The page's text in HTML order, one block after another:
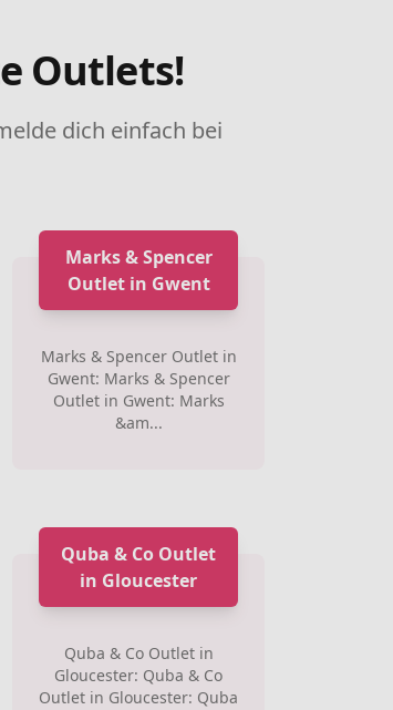
Outlets!
dich einfach bei
Marks & Spencer
Outlet in Gwent
Marks & Spencer Outlet in
Gwent: Marks & Spencer
Outlet in Gwent: Marks
&am...
Quba & Co Outlet
in Gloucester
Quba & Co Outlet in
Gloucester: Quba & Co
Outlet in Gloucester: Quba